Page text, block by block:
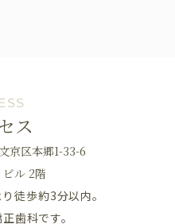
ス
京区本郷1-33-6
ル 2階
徒歩約3分以内。
歯科です。